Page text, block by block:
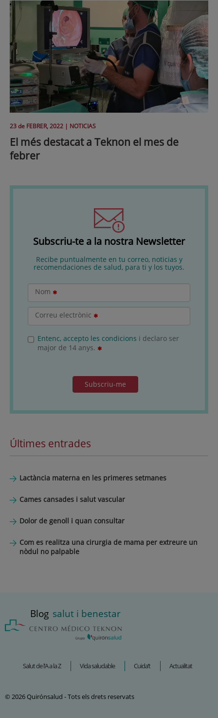
23 de FEBRER, 2022 | NOTICIAS
El més destacat a Teknon el mes de
febrer
Subscriu-te a la nostra Newsletter
Recibe puntualmente en tu correo, noticias y
recomendaciones de salud, para ti y los tuyos.
Nom
Correu electrònic
Entenc, accepto les condicions i declaro ser
major de 14 anys.
Subscriu-me
Últimes entrades
Lactància materna en les primeres setmanes
Cames cansades i salut vascular
Dolor de genoll i quan consultar
Com es realitza una cirurgia de mama per extreure un
nòdul no palpable
Blog salut i benestar
Salut de l’A a la Z Vida saludable Cuida’t Actualitat
© 2026 Quirónsalud - Tots els drets reservats